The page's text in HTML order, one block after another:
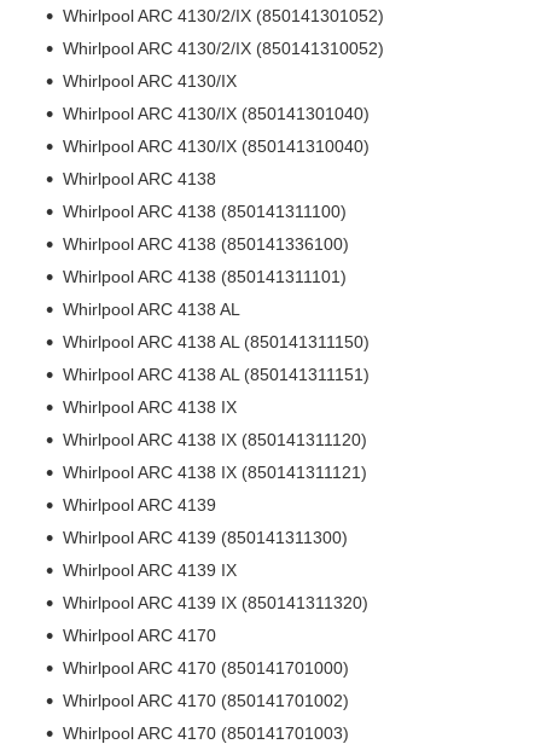
Whirlpool ARC 4130/2/IX (850141301052)
Whirlpool ARC 4130/2/IX (850141310052)
Whirlpool ARC 4130/IX
Whirlpool ARC 4130/IX (850141301040)
Whirlpool ARC 4130/IX (850141310040)
Whirlpool ARC 4138
Whirlpool ARC 4138 (850141311100)
Whirlpool ARC 4138 (850141336100)
Whirlpool ARC 4138 (850141311101)
Whirlpool ARC 4138 AL
Whirlpool ARC 4138 AL (850141311150)
Whirlpool ARC 4138 AL (850141311151)
Whirlpool ARC 4138 IX
Whirlpool ARC 4138 IX (850141311120)
Whirlpool ARC 4138 IX (850141311121)
Whirlpool ARC 4139
Whirlpool ARC 4139 (850141311300)
Whirlpool ARC 4139 IX
Whirlpool ARC 4139 IX (850141311320)
Whirlpool ARC 4170
Whirlpool ARC 4170 (850141701000)
Whirlpool ARC 4170 (850141701002)
Whirlpool ARC 4170 (850141701003)